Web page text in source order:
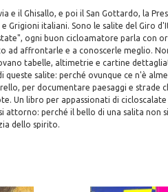
e il Ghisallo, e poi il San Gottardo, la
Grigioni italiani. Sono le salite del Giro
ogni buon cicloamatore parla con
ad affrontarle e a conoscerle meglio.
tabelle, altimetrie e cartine
salite: perché ovunque ce n'è
per documentare paesaggi e strade
Un libro per appassionati di
attorno: perché il bello di una salita non
dello spirito.